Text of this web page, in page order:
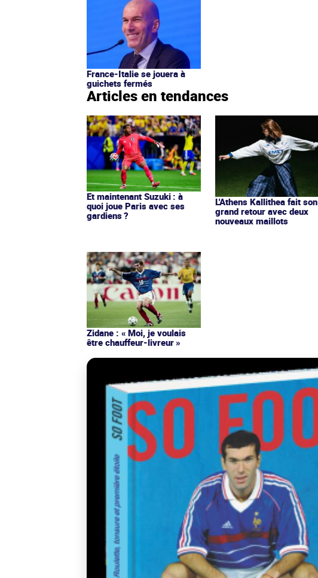
France-Italie se jouera à
guichets fermés
Articles en tendances
Et maintenant Suzuki : à
quoi joue Paris avec ses
gardiens ?
L'Athens Kallithea fait son
grand retour avec deux
nouveaux maillots
Zidane : « Moi, je voulais
être chauffeur-livreur »